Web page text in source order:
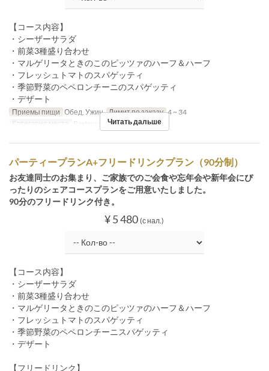
【コース内容】
・シーザーサラダ
・前菜3種盛り合わせ
・マルゲリータときのこのピッツァのハーフ＆ハーフ
・フレッシュトマトのスパゲッティ
・季節野菜のペペロンチーニのスパゲッティ
・デザート
Приемы пищи Обед, Ужин Лимит по заказу 4 ~ 34
Категория места
RestaurantЧитать дальше
パーティープランA+フリードリンクプラン（90分制）
お友達同士のお集まり、ご家族でのご会食や忘年会や新年会にぴ
ったりのシェアコースプランをご用意いたしました。
90分のフリードリンク付き。
¥ 5 480 (с нал.)
【コース内容】
・シーザーサラダ
・前菜3種盛り合わせ
・マルゲリータときのこのピッツァのハーフ＆ハーフ
・フレッシュトマトのスパゲッティ
・季節野菜のペペロンチーニスパゲッティ
・デザート
【フリードリンク】